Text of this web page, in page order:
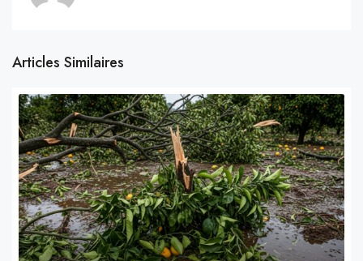
Articles Similaires